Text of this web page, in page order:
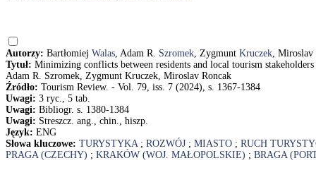
Autorzy: Bartłomiej Walas, Adam R. Szromek, Zygmunt Kruczek, Miroslav
Tytuł: Minimizing conflicts between residents and local tourism
Adam R. Szromek, Zygmunt Kruczek, Miroslav Roncak
Źródło: Tourism Review. - Vol. 79, iss. 7 (2024), s. 1367-1384
Uwagi: 3 ryc., 5 tab.
Uwagi: Bibliogr. s. 1380-1384
Uwagi: Streszcz. ang., chin., hiszp.
Język: ENG
Słowa kluczowe: TURYSTYKA; ROZWÓJ ; MIASTO ; RUCH
PRAGA (CZECHY) ; KRAKÓW (WOJ. MAŁOPOLSKIE) ; BRAGA